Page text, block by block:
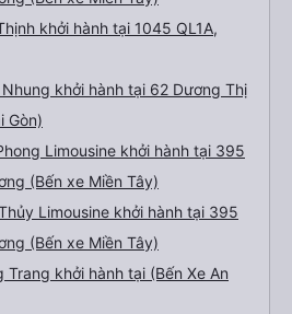
khởi hành tại 1045 QL1A,
khởi hành tại 62 Dương Thị
Gòn)
Limousine khởi hành tại 395
(Bến xe Miền Tây)
Limousine khởi hành tại 395
(Bến xe Miền Tây)
Trang khởi hành tại (Bến Xe An